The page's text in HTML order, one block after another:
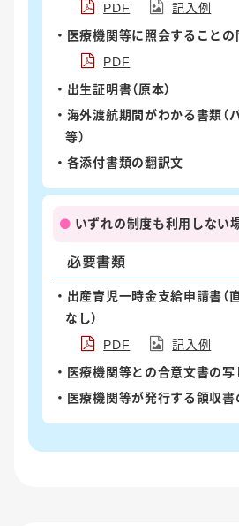
PDF
記入例
医療機関等に照会することの
PDF
出生証明書（原本）
海外渡航期間がわかる書類（
等）
各添付書類の翻訳文
いずれの制度も利用しない
必要書類
出産育児一時金支給申請書（
なし）
PDF
記入例
医療機関等との合意文書の写
医療機関等が発行する領収書